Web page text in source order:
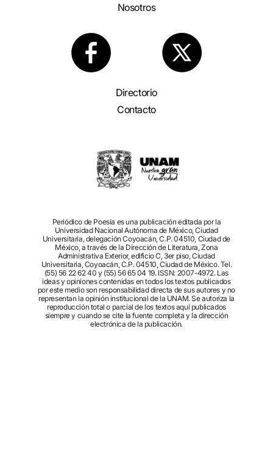
Nosotros
Directorio
Contacto
Periódico de Poesía es una publicación editada por la
Universidad Nacional Autónoma de México, Ciudad
Universitaria, delegación Coyoacán, C.P. 04510, Ciudad de
México, a través de la Dirección de Literatura, Zona
Administrativa Exterior, edificio C, 3er piso, Ciudad
Universitaria, Coyoacán, C.P. 04510, Ciudad de México. Tel.
(55) 56 22 62 40 y (55) 56 65 04 19. ISSN: 2007-4972. Las
ideas y opiniones contenidas en todos los textos publicados
por este medio son responsabilidad directa de sus autores y no
representan la opinión institucional de la UNAM. Se autoriza la
reproducción total o parcial de los textos aquí publicados
siempre y cuando se cite la fuente completa y la dirección
electrónica de la publicación.